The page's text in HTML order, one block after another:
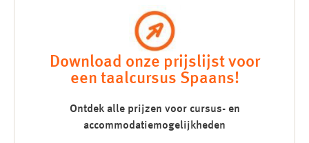
Download onze prijslijst voor
een taalcursus Spaans!
Ontdek alle prijzen voor cursus- en
accommodatiemogelijkheden